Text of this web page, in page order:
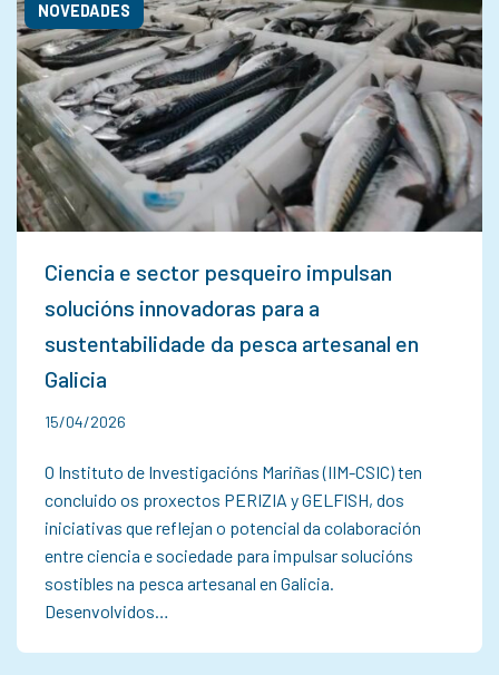
Ciencia e sector pesqueiro impulsan
solucións innovadoras para a
sustentabilidade da pesca artesanal en
Galicia
NOVEDADES
15/04/2026
O Instituto de Investigacións Mariñas (IIM-CSIC) ten
concluido os proxectos PERIZIA y GELFISH, dos
iniciativas que reflejan o potencial da colaboración
entre ciencia e sociedade para impulsar solucións
sostibles na pesca artesanal en Galicia.
Desenvolvidos…